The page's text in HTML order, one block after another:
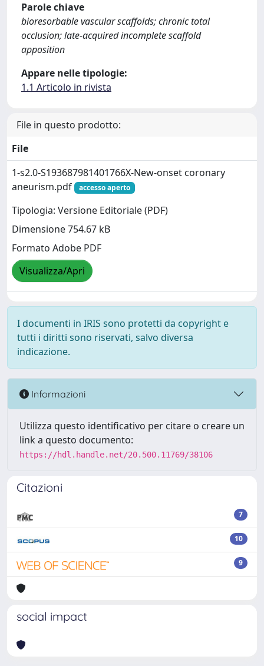
Parole chiave
bioresorbable vascular scaffolds; chronic total
occlusion; late-acquired incomplete scaffold
apposition
Appare nelle tipologie:
1.1 Articolo in rivista
File in questo prodotto:
File
1-s2.0-S193687981401766X-New-onset coronary
aneurism.pdf
accesso aperto
Tipologia: Versione Editoriale (PDF)
Dimensione 754.67 kB
Formato Adobe PDF
Visualizza/Apri
I documenti in IRIS sono protetti da copyright e
tutti i diritti sono riservati, salvo diversa
indicazione.
Informazioni
Utilizza questo identificativo per citare o creare un
link a questo documento:
https://hdl.handle.net/20.500.11769/38106
Citazioni
7
10
9
social impact